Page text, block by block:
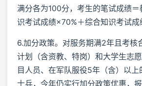
满分各为100分，考生的笔试成绩
识考试成绩×70%＋综合知识考试成
6.加分政策。对服务期满2年且考核
计划（含资教、特岗）和大学生志
目人员、在军队服役5年（含）以
士兵，今年仍实行加分政策优惠，